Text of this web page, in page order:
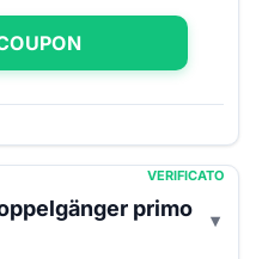
VERIFICATO
primo